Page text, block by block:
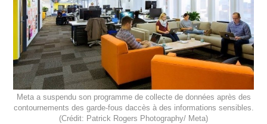
Meta a suspendu son programme de collecte de données après des
contournements des garde-fous daccès à des informations sensibles.
(Crédit: Patrick Rogers Photography/ Meta)